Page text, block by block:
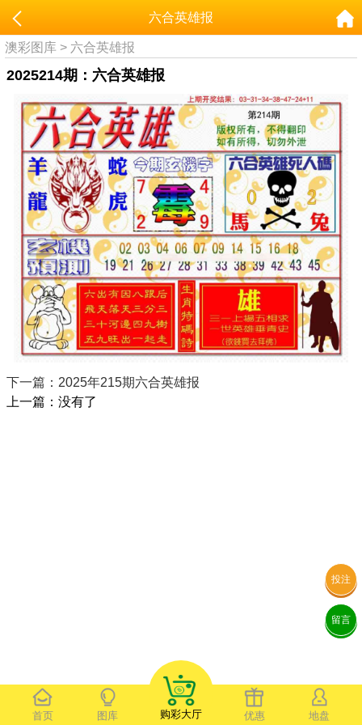
首页 图库 购彩大厅 优惠 地盘
投注
留言
六合英雄报
澳彩图库 > 六合英雄报
2025214期：六合英雄报
下一篇：2025年215期六合英雄报
上一篇：没有了